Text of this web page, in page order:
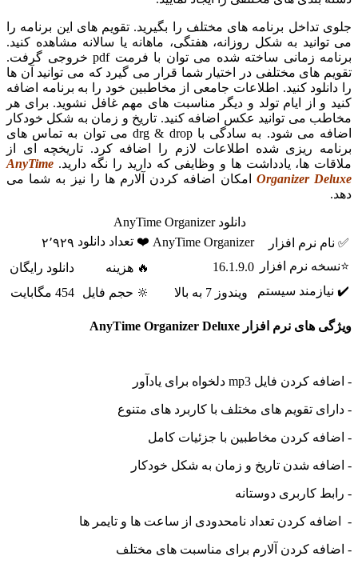
جلوی تداخل برنامه های مختلف را بگیرید. تقویم های این برنامه را
می توانید به شکل روزانه، هفتگی، ماهانه یا سالانه مشاهده کنید.
برنامه زمانی ساخته شده می توان با فرمت pdf خروجی گرفت.
تقویم های مختلفی در اختیار شما قرار می گیرد که می توانید آن ها
را دانلود کنید. اطلاعات جامعی از مخاطبین خود را به برنامه اضافه
کنید و از ایام تولد و دیگر مناسبت های مهم غافل نشوید. برای هر
مخاطب می توانید عکس اضافه کنید. تاریخ و زمان به شکل خودکار
اضافه می شود. به سادگی با drg & drop می توان به تماس های
برنامه ریزی شده اطلاعات لازم را اضافه کرد. تاریخچه ای از
ملاقات ها، یادداشت ها و وظایفی که دارید را نگه دارید. AnyTime
Organizer Deluxe امکان اضافه کردن آلارم ها را نیز به شما می
دهد.
دانلود AnyTime Organizer
✅ نام نرم افزار
AnyTime Organizer ❤️ تعداد دانلود ۲٬۹۲۹
⭐نسخه نرم افزار
16.1.9.0 🔥 هزینه
دانلود رایگان
✔️ نیازمند سیستم
ویندوز 7 به بالا 🔆 حجم فایل 454 مگابایت
ویژگی های نرم افزار AnyTime Organizer Deluxe
- اضافه کردن فایل mp3 دلخواه برای یادآور
- دارای تقویم های مختلف با کاربرد های متنوع
- اضافه کردن مخاطبین با جزئیات کامل
- اضافه شدن تاریخ و زمان به شکل خودکار
- رابط کاربری دوستانه
- اضافه کردن تعداد نامحدودی از ساعت ها و تایمر ها
- اضافه کردن آلارم برای مناسبت های مختلف